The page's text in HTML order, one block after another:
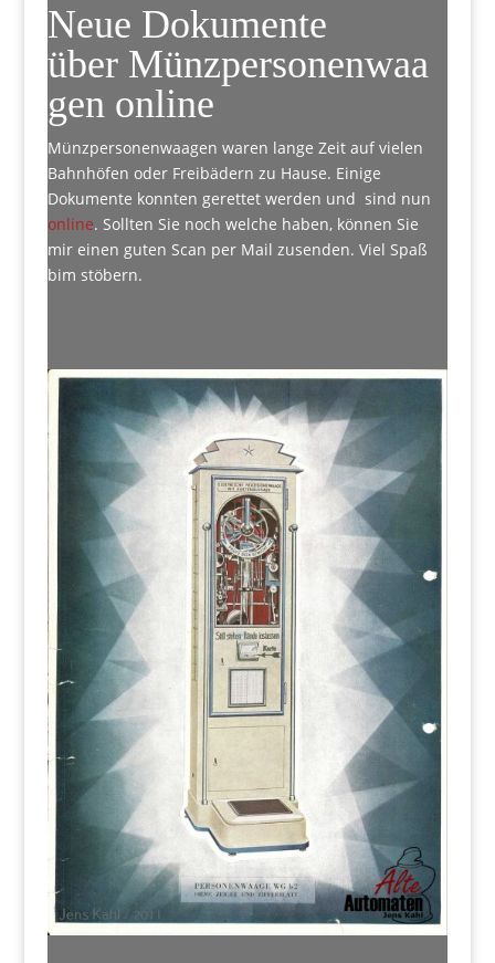
Neue Dokumente
über Münzpersonenwaa
gen online
Münzpersonenwaagen waren lange Zeit auf vielen
Bahnhöfen oder Freibädern zu Hause. Einige
Dokumente konnten gerettet werden und sind nun
online. Sollten Sie noch welche haben, können Sie
mir einen guten Scan per Mail zusenden. Viel Spaß
bim stöbern.